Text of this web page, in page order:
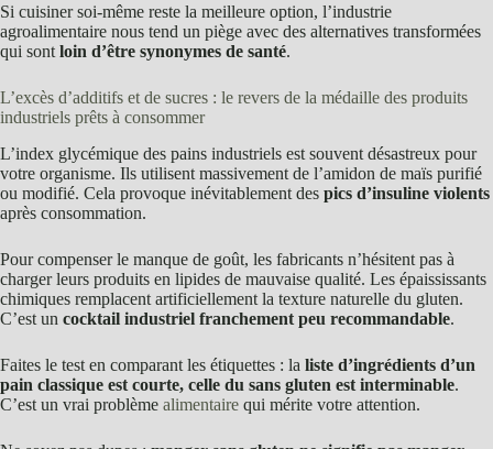
Si cuisiner soi-même reste la meilleure option, l’industrie
agroalimentaire nous tend un piège avec des alternatives transformées
qui sont loin d’être synonymes de santé.
L’excès d’additifs et de sucres : le revers de la médaille des produits
industriels prêts à consommer
L’index glycémique des pains industriels est souvent désastreux pour
votre organisme. Ils utilisent massivement de l’amidon de maïs purifié
ou modifié. Cela provoque inévitablement des pics d’insuline violents
après consommation.
Pour compenser le manque de goût, les fabricants n’hésitent pas à
charger leurs produits en lipides de mauvaise qualité. Les épaississants
chimiques remplacent artificiellement la texture naturelle du gluten.
C’est un cocktail industriel franchement peu recommandable.
Faites le test en comparant les étiquettes : la liste d’ingrédients d’un
pain classique est courte, celle du sans gluten est interminable.
C’est un vrai problème alimentaire qui mérite votre attention.